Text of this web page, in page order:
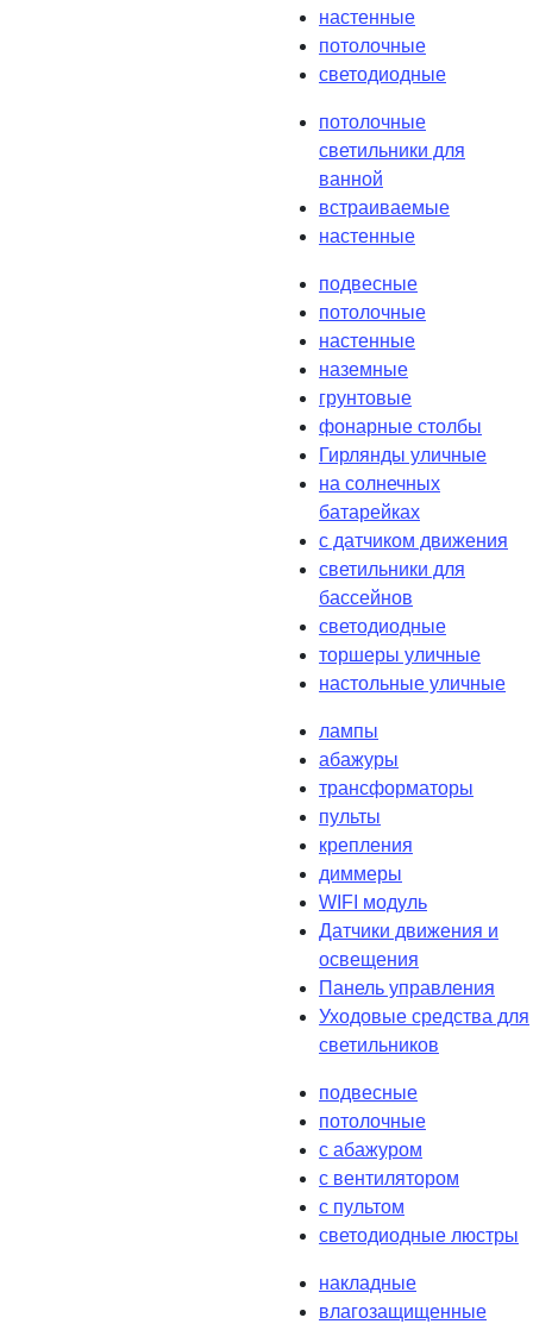
настенные
потолочные
светодиодные
потолочные
светильники для
ванной
встраиваемые
настенные
подвесные
потолочные
настенные
наземные
грунтовые
фонарные столбы
Гирлянды уличные
на солнечных
батарейках
с датчиком движения
светильники для
бассейнов
светодиодные
торшеры уличные
настольные уличные
лампы
абажуры
трансформаторы
пульты
крепления
диммеры
WIFI модуль
Датчики движения и
освещения
Панель управления
Уходовые средства для
светильников
подвесные
потолочные
с абажуром
с вентилятором
с пультом
светодиодные люстры
накладные
влагозащищенные